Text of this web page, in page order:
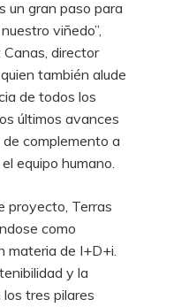
un gran paso para
viñedo”,
Canas, director
también alude
de todos los
últimos avances
complemento a
equipo humano.
proyecto, Terras
como
materia de I+D+i.
y la
tres pilares